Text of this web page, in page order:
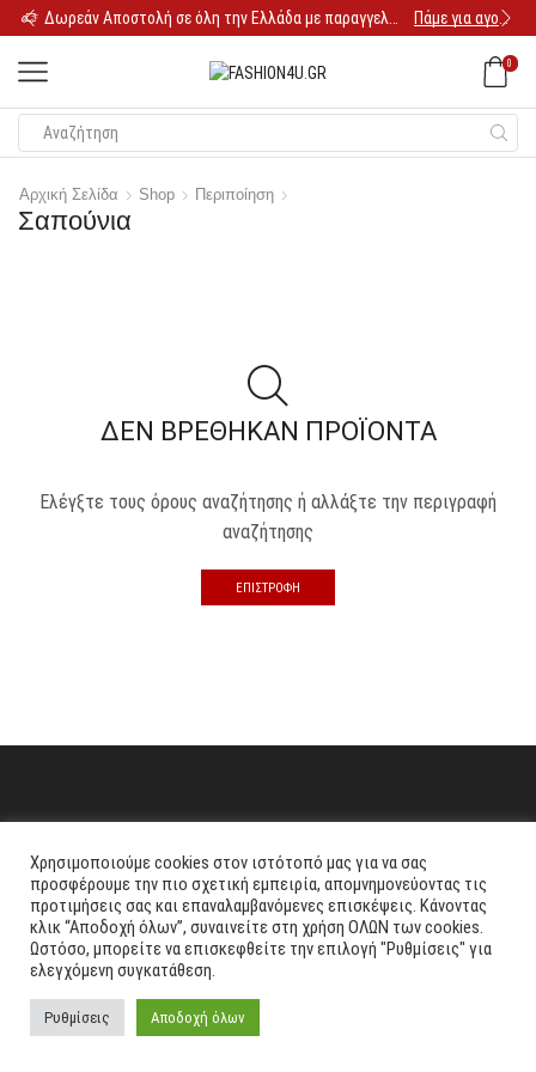
Πάμε για αγορές
0
Αρχική Σελίδα Shop Περιποίηση
Σαπούνια
ΔΕΝ ΒΡΈΘΗΚΑΝ ΠΡΟΪΌΝΤΑ
Ελέγξτε τους όρους αναζήτησης ή αλλάξτε την περιγραφή
αναζήτησης
ΕΠΙΣΤΡΟΦΉ
Χρησιμοποιούμε cookies στον ιστότοπό μας για να σας
προσφέρουμε την πιο σχετική εμπειρία, απομνημονεύοντας τις
προτιμήσεις σας και επαναλαμβανόμενες επισκέψεις. Κάνοντας
κλικ “Αποδοχή όλων”, συναινείτε στη χρήση ΟΛΩΝ των cookies.
Ωστόσο, μπορείτε να επισκεφθείτε την επιλογή "Ρυθμίσεις" για
ελεγχόμενη συγκατάθεση.
Ρυθμίσεις Αποδοχή όλων